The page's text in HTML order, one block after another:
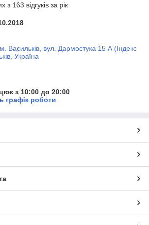
з 163 відгуків за рік
Васильків, вул. Дармостука 15 А (Індекс
Україна
з 10:00 до 20:00
графік роботи